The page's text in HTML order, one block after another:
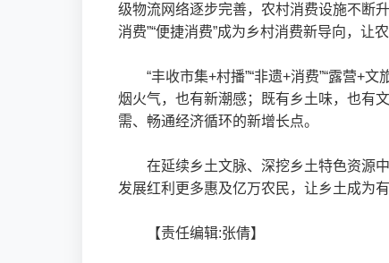
级物流网络逐步完善，农村消费设施不断
消费”“便捷消费”成为乡村消费新导向，让
“丰收市集+村播”“非遗+消费”“露营+
烟火气，也有新潮感；既有乡土味，也有
需、畅通经济循环的新增长点。
在延续乡土文脉、深挖乡土特色资源
发展红利更多惠及亿万农民，让乡土成为
【责任编辑:张倩】